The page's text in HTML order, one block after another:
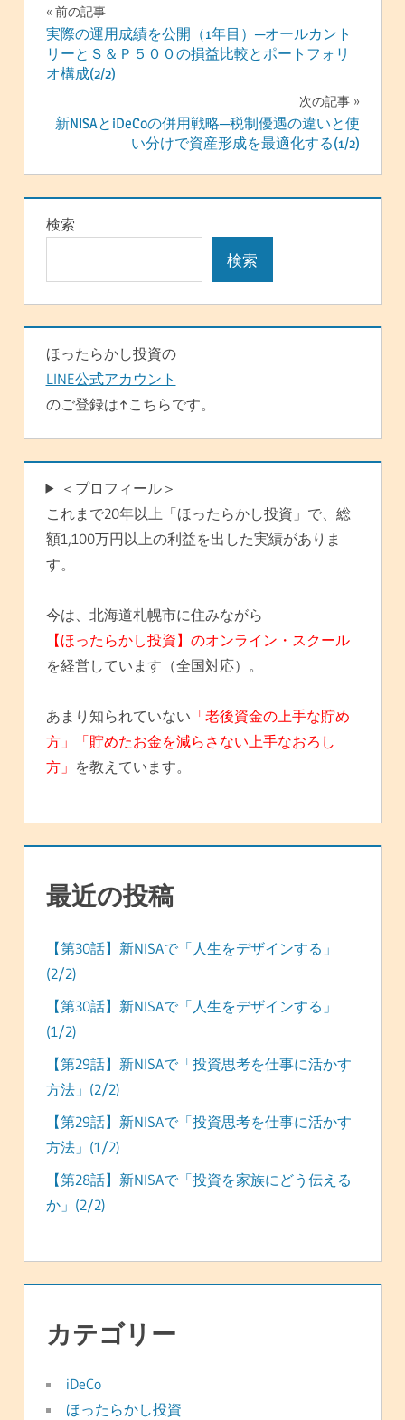
投
稿
ナ
ビ
ー
シ
ン
前の記事
実際の運用成績を公開（1年目）─オールカント
リーとＳ＆Ｐ５００の損益比較とポートフォリ
オ構成(2/2)
次の記事
新NISAとiDeCoの併用戦略─税制優遇の違いと使
い分けで資産形成を最適化する(1/2)
検索
検索
ほったらかし投資の
LINE公式アカウント
のご登録は↑こちらです。
＜プロフィール＞
これまで20年以上「ほったらかし投資」で、総
額1,100万円以上の利益を出した実績がありま
す。
今は、北海道札幌市に住みながら
【ほったらかし投資】のオンライン・スクール
を経営しています（全国対応）。
あまり知られていない 「老後資金の上手な貯め
方」「貯めたお金を減らさない上手なおろし
方」 を教えています。
最近の投稿
【第30話】新NISAで「人生をデザインする」
(2/2)
【第30話】新NISAで「人生をデザインする」
(1/2)
【第29話】新NISAで「投資思考を仕事に活かす
方法」(2/2)
【第29話】新NISAで「投資思考を仕事に活かす
方法」(1/2)
【第28話】新NISAで「投資を家族にどう伝える
か」(2/2)
カテゴリー
iDeCo
ほったらかし投資